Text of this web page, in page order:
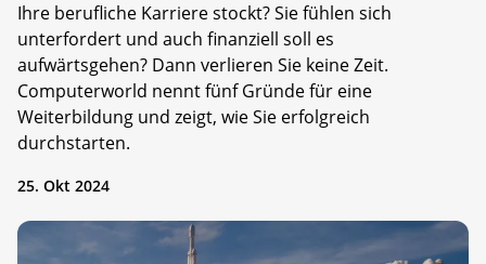
Ihre berufliche Karriere stockt? Sie fühlen sich
unterfordert und auch finanziell soll es
aufwärtsgehen? Dann verlieren Sie keine Zeit.
Computerworld nennt fünf Gründe für eine
Weiterbildung und zeigt, wie Sie erfolgreich
durchstarten.
25. Okt 2024